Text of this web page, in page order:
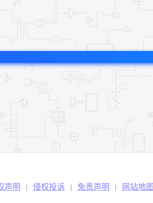
声明 | 侵权投诉 | 免责声明 | 网站地图